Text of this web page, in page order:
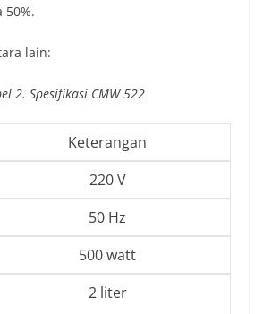
50%.
lain:
2. Spesifikasi CMW 522
Keterangan
220 V
50 Hz
500 watt
2 liter